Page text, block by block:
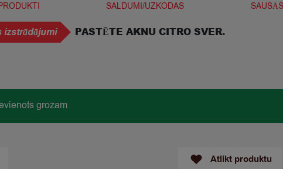
SALDUMI/UZKODAS
izstrādājumi PASTĒTE AKNU CITRO SVER.
grozam
Atlikt produktu